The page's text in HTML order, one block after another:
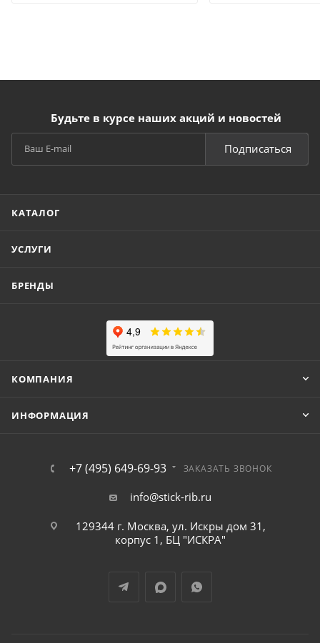
Будьте в курсе наших акций и новостей
Подписаться
КАТАЛОГ
УСЛУГИ
БРЕНДЫ
КОМПАНИЯ
ИНФОРМАЦИЯ
+7 (495) 649-69-93 ЗАКАЗАТЬ ЗВОНОК
info@stick-rib.ru
129344 г. Москва, ул. Искры дом 31,
корпус 1, БЦ "ИСКРА"